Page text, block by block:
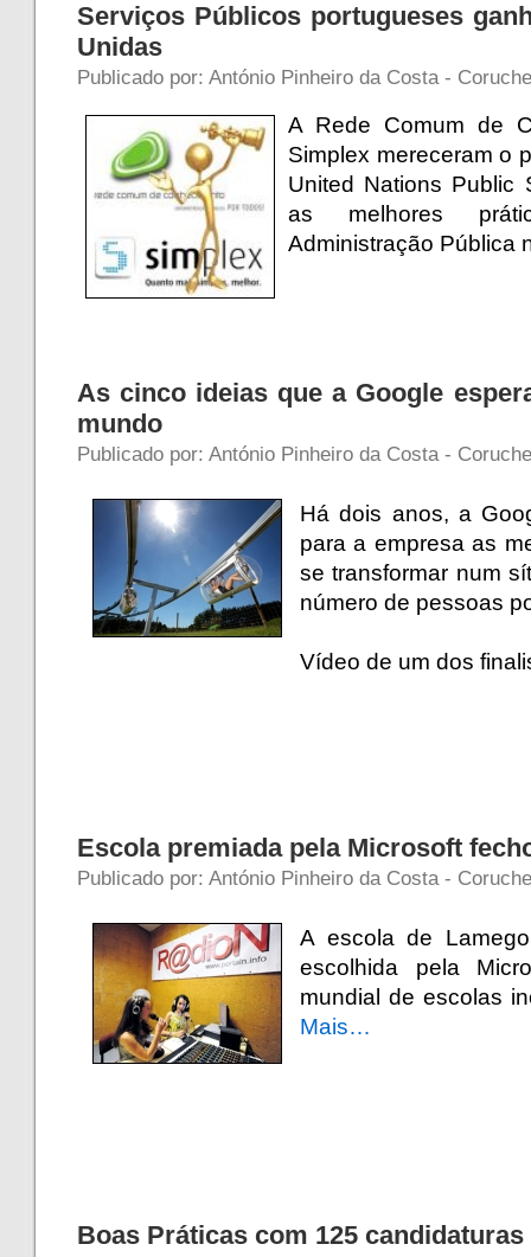
Serviços Públicos portugueses
Unidas
Publicado por: António Pinheiro da Costa -
A Rede Comum de
Simplex mereceram o
United Nations Public
as melhores
Administração Pública
As cinco ideias que a Google
mundo
Publicado por: António Pinheiro da Costa -
Há dois anos, a
para a empresa as
se transformar num
número de pessoas
Vídeo de um dos
Escola premiada pela Microsoft
Publicado por: António Pinheiro da Costa -
A escola de
escolhida pela
mundial de escolas
Mais…
Boas Práticas com 125 candidaturas